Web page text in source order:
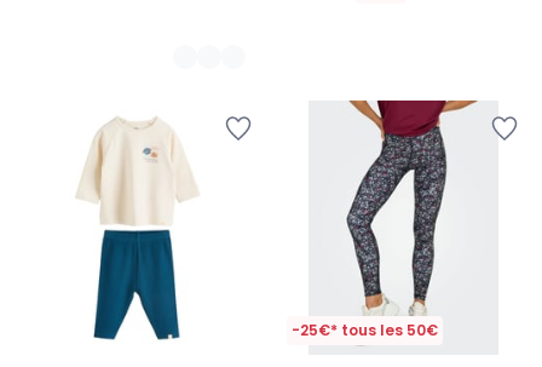
-25€* tous les 50€